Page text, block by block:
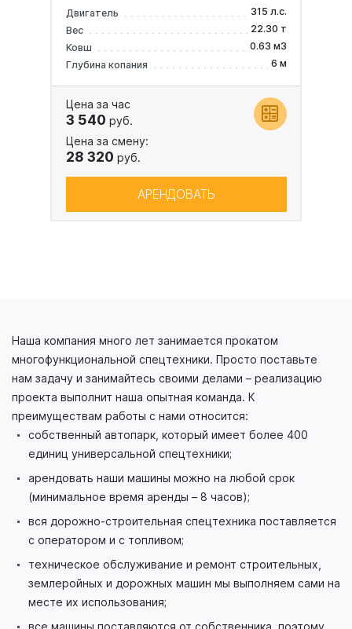
Двигатель
315 л.с.
Вес
22.30 т
Ковш
0.63 м3
Глубина копания
6 м
Цена за час
3 540 руб.
Цена за смену:
28 320 руб.
АРЕНДОВАТЬ
Наша компания много лет занимается прокатом
многофункциональной спецтехники. Просто поставьте
нам задачу и занимайтесь своими делами – реализацию
проекта выполнит наша опытная команда. К
преимуществам работы с нами относится:
собственный автопарк, который имеет более 400
единиц универсальной спецтехники;
арендовать наши машины можно на любой срок
(минимальное время аренды – 8 часов);
вся дорожно-строительная спецтехника поставляется
с оператором и с топливом;
техническое обслуживание и ремонт строительных,
землеройных и дорожных машин мы выполняем сами на
месте их использования;